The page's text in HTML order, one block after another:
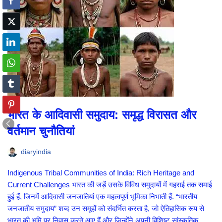
भारत के आदिवासी समुदाय: समृद्ध विरासत और
वर्तमान चुनौतियां
diaryindia
Indigenous Tribal Communities of India: Rich Heritage and
Current Challenges भारत की जड़ें उसके विविध समुदायों में गहराई तक समाई
हुई हैं, जिनमें आदिवासी जनजातियां एक महत्वपूर्ण भूमिका निभाती हैं. “भारतीय
जनजातीय समुदाय” शब्द उन समूहों को संदर्भित करता है, जो ऐतिहासिक रूप से
भारत की भूमि पर निवास करते आए हैं और जिन्होंने अपनी विशिष्ट सांस्कृतिक